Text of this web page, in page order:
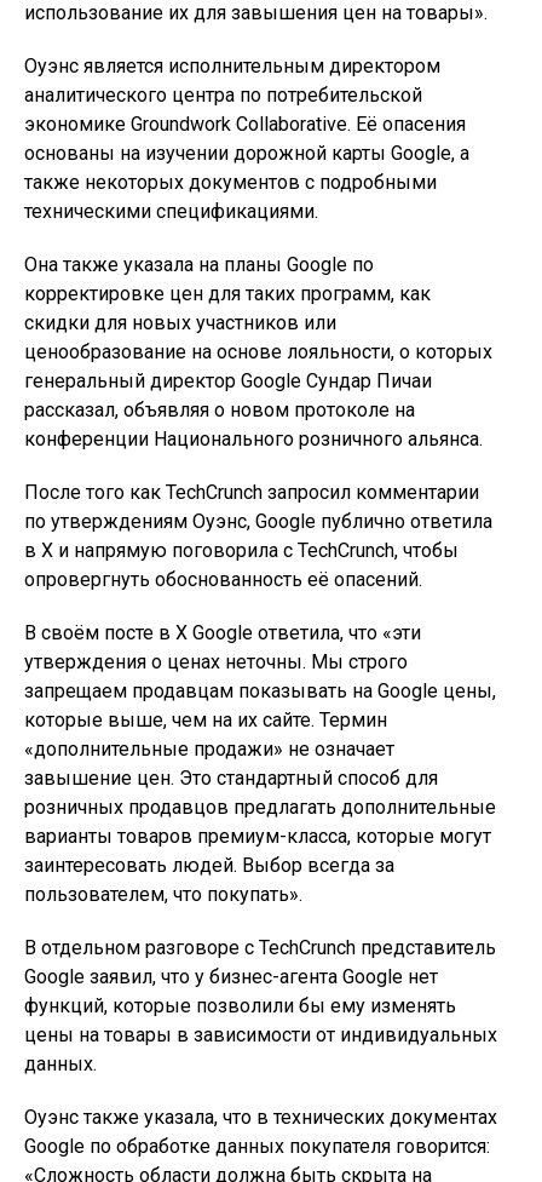
использование их для завышения цен на товары».
Оуэнс является исполнительным директором
аналитического центра по потребительской
экономике Groundwork Collaborative. Её опасения
основаны на изучении дорожной карты Google, а
также некоторых документов с подробными
техническими спецификациями.
Она также указала на планы Google по
корректировке цен для таких программ, как
скидки для новых участников или
ценообразование на основе лояльности, о которых
генеральный директор Google Сундар Пичаи
рассказал, объявляя о новом протоколе на
конференции Национального розничного альянса.
После того как TechCrunch запросил комментарии
по утверждениям Оуэнс, Google публично ответила
в X и напрямую поговорила с TechCrunch, чтобы
опровергнуть обоснованность её опасений.
В своём посте в X Google ответила, что «эти
утверждения о ценах неточны. Мы строго
запрещаем продавцам показывать на Google цены,
которые выше, чем на их сайте. Термин
«дополнительные продажи» не означает
завышение цен. Это стандартный способ для
розничных продавцов предлагать дополнительные
варианты товаров премиум-класса, которые могут
заинтересовать людей. Выбор всегда за
пользователем, что покупать».
В отдельном разговоре с TechCrunch представитель
Google заявил, что у бизнес-агента Google нет
функций, которые позволили бы ему изменять
цены на товары в зависимости от индивидуальных
данных.
Оуэнс также указала, что в технических документах
Google по обработке данных покупателя говорится:
«Сложность области должна быть скрыта на